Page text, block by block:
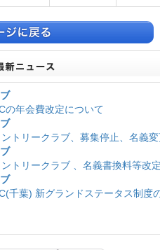
年会費改定について
トリークラブ、募集停止、名義
トリークラブ 、名義書換料等改
葉) 新グランドステータス制度